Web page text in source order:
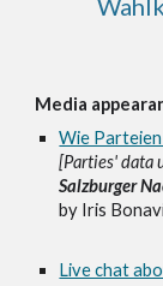
Media
Wie
[Parties' data
Salzburger
by Iris
Live chat